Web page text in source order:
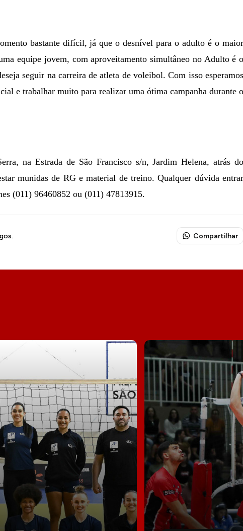
bastante difícil, já que o desnível para o adulto é o
equipe jovem, com aproveitamento simultâneo no Adulto é o
seguir na carreira de atleta de voleibol. Com isso esperamos
e trabalhar muito para realizar uma ótima campanha durante o
na Estrada de São Francisco s/n, Jardim Helena, atrás
munidas de RG e material de treino. Qualquer dúvida entrar
(011) 96460852 ou (011) 47813915.
Compartilhar